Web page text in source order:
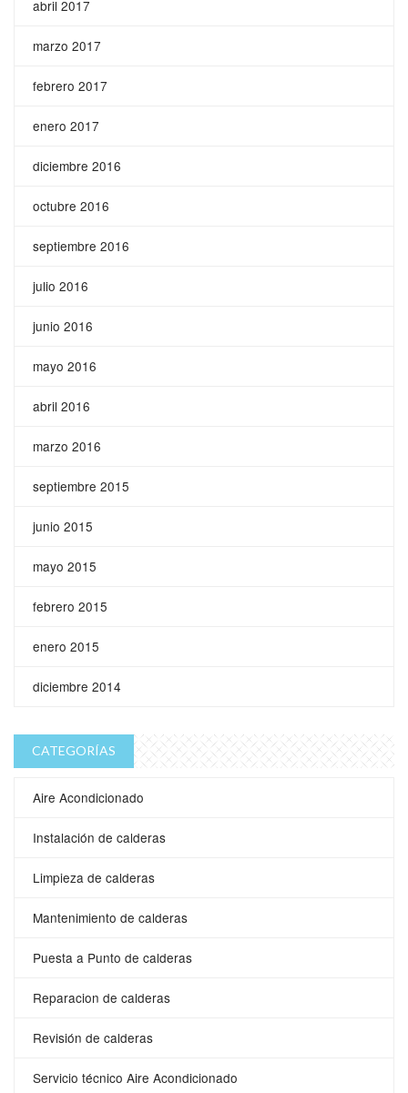
abril 2017
marzo 2017
febrero 2017
enero 2017
diciembre 2016
octubre 2016
septiembre 2016
julio 2016
junio 2016
mayo 2016
abril 2016
marzo 2016
septiembre 2015
junio 2015
mayo 2015
febrero 2015
enero 2015
diciembre 2014
CATEGORÍAS
Aire Acondicionado
Instalación de calderas
Limpieza de calderas
Mantenimiento de calderas
Puesta a Punto de calderas
Reparacion de calderas
Revisión de calderas
Servicio técnico Aire Acondicionado